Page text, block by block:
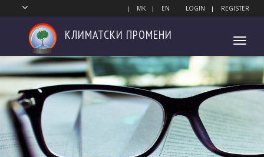
MK EN LOGIN REGISTER
Toggle
КЛИМАТСКИ ПРОМЕНИ